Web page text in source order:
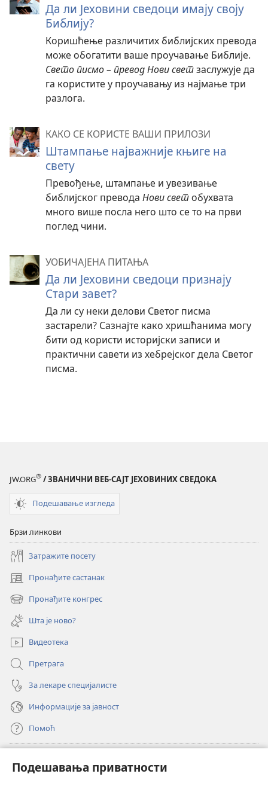
Подешавања приватности
Да ли Јеховини сведоци имају своју
Библију?
Коришћење различитих библијских превода
може обогатити ваше проучавање Библије.
Свето писмо – превод Нови светзаслужује да
га користите у проучавању из најмање три
разлога.
КАКО СЕ КОРИСТЕ ВАШИ ПРИЛОЗИ
Штампање најважније књиге на
свету
Превођење, штампање и увезивање
библијског превода Нови светобухвата
много више посла него што се то на први
поглед чини.
УОБИЧАЈЕНА ПИТАЊА
Да ли Јеховини сведоци признају
Стари завет?
Да ли су неки делови Светог писма
застарели? Сазнајте како хришћанима могу
бити од користи историјски записи и
практични савети из хебрејског дела Светог
писма.
JW.ORG® / ЗВАНИЧНИ ВЕБ-САЈТ ЈЕХОВИНИХ СВЕДОКА
Подешавање изгледа
Брзи линкови
Затражите посету
Пронађите састанак
(отвара
нови
прозор)
Пронађите конгрес
(отвара
нови
прозор)
Шта је ново?
Видеотека
Претрага
За лекаре специјалисте
Информације за јавност
Помоћ
(отвара
нови